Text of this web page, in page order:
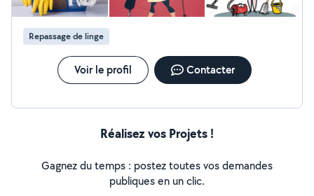
Repassage de linge
Voir le profil Contacter
Réalisez vos Projets !
Gagnez du temps : postez toutes vos demandes
publiques en un clic.